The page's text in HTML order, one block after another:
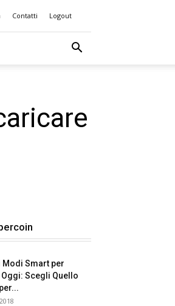
Contatti Logout
Modi Smart per
Oggi: Scegli Quello